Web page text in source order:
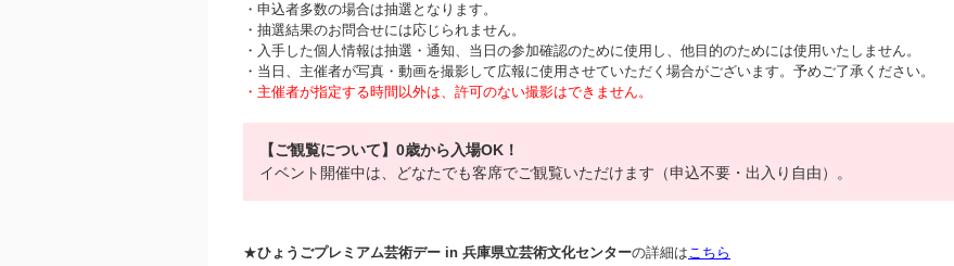
・申込者多数の場合は抽選となります。
・抽選結果のお問合せには応じられません。
・入手した個人情報は抽選・通知、当日の参加確認のために使用し、他目的のためには使用いたしません。
・当日、主催者が写真・動画を撮影して広報に使用させていただく場合がございます。予めご了承ください。
・主催者が指定する時間以外は、許可のない撮影はできません。
【ご観覧について】0歳から入場OK！
イベント開催中は、どなたでも客席でご観覧いただけます（申込不要・出入り自由）。
★ひょうごプレミアム芸術デー in 兵庫県立芸術文化センターの詳細はこちら